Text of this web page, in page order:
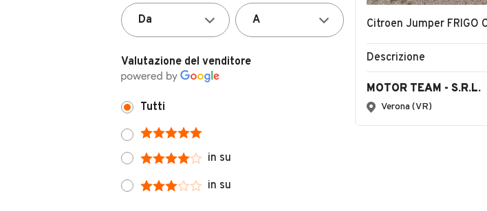
Valutazione del venditore
Tutti
in su
in su